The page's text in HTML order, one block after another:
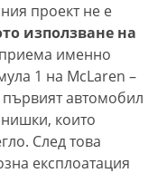
проект не е
използване на
именно
1 на McLaren –
първият автомобил
които
След това
експлоатация